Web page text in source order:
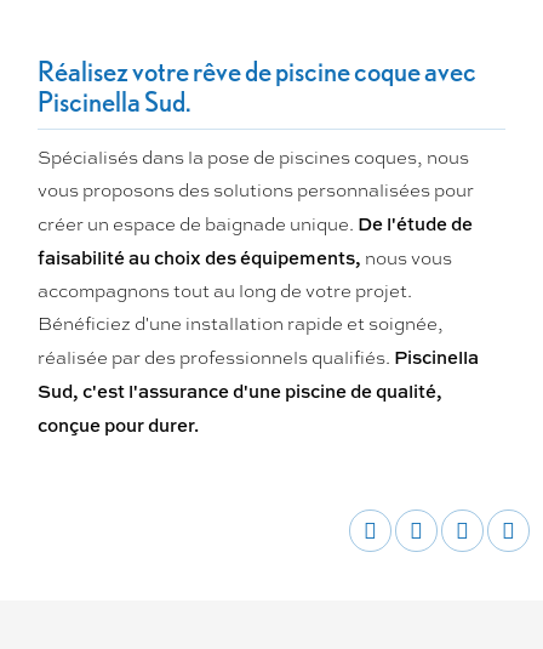
Réalisez votre rêve de piscine coque avec
Piscinella Sud.
Spécialisés dans la pose de piscines coques, nous
vous proposons des solutions personnalisées pour
créer un espace de baignade unique. De l'étude de
faisabilité au choix des équipements, nous vous
accompagnons tout au long de votre projet.
Bénéficiez d'une installation rapide et soignée,
réalisée par des professionnels qualifiés. Piscinella
Sud, c'est l'assurance d'une piscine de qualité,
conçue pour durer.